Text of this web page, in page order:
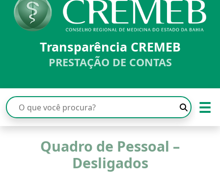
Transparência CREMEB
PRESTAÇÃO DE CONTAS
☰
Quadro de Pessoal –
Desligados